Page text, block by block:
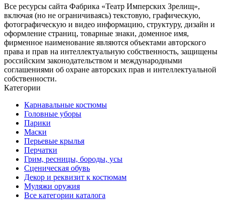
Все ресурсы сайта Фабрика «Театр Имперских Зрелищ»,
включая (но не ограничиваясь) текстовую, графическую,
фотографическую и видео информацию, структуру, дизайн и
оформление страниц, товарные знаки, доменное имя,
фирменное наименование являются объектами авторского
права и прав на интеллектуальную собственность, защищены
российским законодательством и международными
соглашениями об охране авторских прав и интеллектуальной
собственности.
Категории
Карнавальные костюмы
Головные уборы
Парики
Маски
Перьевые крылья
Перчатки
Грим, ресницы, бороды, усы
Сценическая обувь
Декор и реквизит к костюмам
Муляжи оружия
Все категории каталога